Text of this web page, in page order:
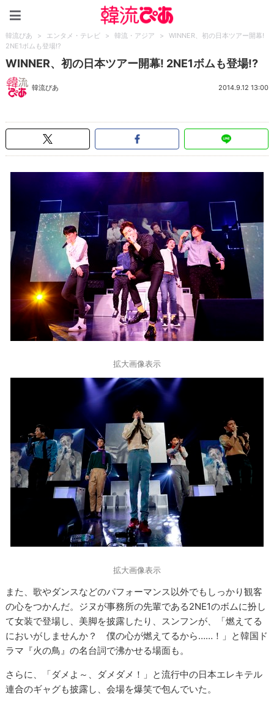
韓流ぴあ > エンタメ・テレビ > 韓流・アジア >
WINNER、初の日本ツアー開幕!
2NE1ボムも登場!?
WINNER、初の日本ツアー開幕! 2NE1ボムも登場!?
韓流ぴあ 2014.9.12 13:00
拡大画像表示
拡大画像表示
また、歌やダンスなどのパフォーマンス以外でもしっかり観客
の心をつかんだ。ジヌが事務所の先輩である2NE1のボムに扮し
て女装で登場し、美脚を披露したり、スンフンが、「燃えてる
においがしませんか？ 僕の心が燃えてるから……！」と韓国ド
ラマ『火の鳥』の名台詞で沸かせる場面も。
さらに、「ダメよ～、ダメダメ！」と流行中の日本エレキテル
連合のギャグも披露し、会場を爆笑で包んでいた。